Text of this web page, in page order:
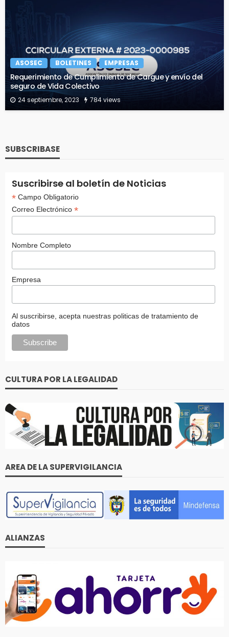
ASOSEC BOLETINES EMPRESAS
Requerimiento de Cumplimiento de Cargue y envío del
seguro de Vida Colectivo
24 septiembre, 2023 784 views
SUBSCRIBASE
Suscribirse al boletín de Noticias
*Campo Obligatorio
Correo Electrónico *
Nombre Completo
Empresa
Al suscribirse, acepta nuestras politicas de tratamiento de
datos
CULTURA POR LA LEGALIDAD
AREA DE LA SUPERVIGILANCIA
ALIANZAS